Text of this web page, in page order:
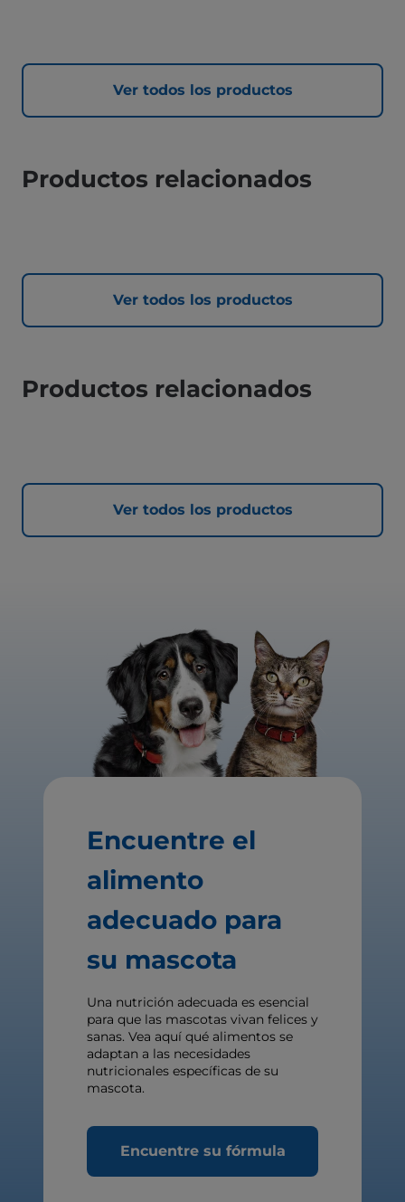
Ver todos los productos
Productos relacionados
Ver todos los productos
Productos relacionados
Ver todos los productos
Encuentre el
alimento
adecuado para
su mascota
Una nutrición adecuada es esencial
para que las mascotas vivan felices y
sanas. Vea aquí qué alimentos se
adaptan a las necesidades
nutricionales específicas de su
mascota.
Encuentre su fórmula